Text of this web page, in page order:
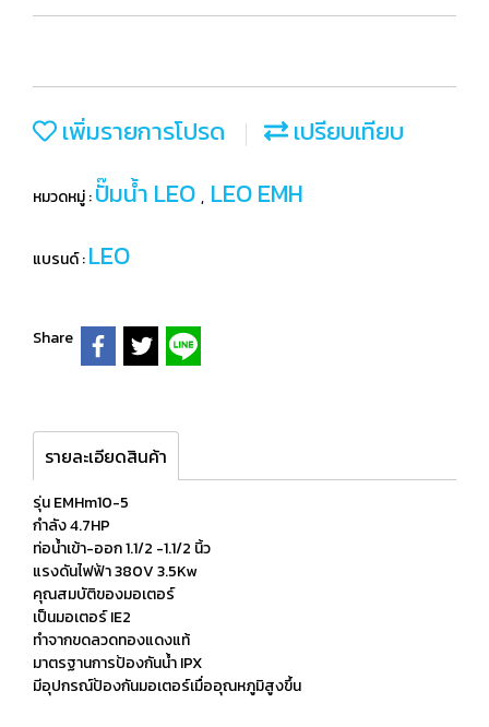
เพิ่มรายการโปรด เปรียบเทียบ
หมวดหมู่ :ปั๊มน้ำ LEO , LEO EMH
แบรนด์ :LEO
Share
รายละเอียดสินค้า
รุ่น EMHm10-5
กำลัง 4.7HP
ท่อน้ำเข้า-ออก 1.1/2 -1.1/2 นิ้ว
แรงดันไฟฟ้า 380V 3.5Kw
คุณสมบัติของมอเตอร์
เป็นมอเตอร์ IE2
ทำจากขดลวดทองแดงแท้
มาตรฐานการป้องกันนํ้า IPX
มีอุปกรณ์ป้องกันมอเตอร์เมื่ออุณหภูมิสูงขึ้น